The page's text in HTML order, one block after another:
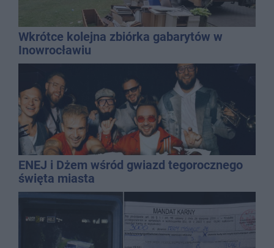
Wkrótce kolejna zbiórka gabarytów w
Inowrocławiu
ENEJ i Dżem wśród gwiazd tegorocznego
święta miasta